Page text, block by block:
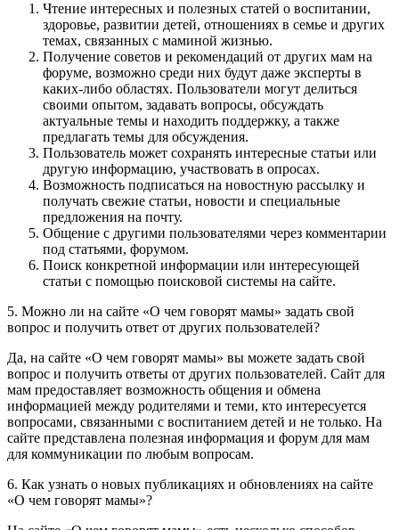
Чтение интересных и полезных статей о воспитании,
здоровье, развитии детей, отношениях в семье и других
темах, связанных с маминой жизнью.
Получение советов и рекомендаций от других мам на
форуме, возможно среди них будут даже эксперты в
каких-либо областях. Пользователи могут делиться
своими опытом, задавать вопросы, обсуждать
актуальные темы и находить поддержку, а также
предлагать темы для обсуждения.
Пользователь может сохранять интересные статьи или
другую информацию, участвовать в опросах.
Возможность подписаться на новостную рассылку и
получать свежие статьи, новости и специальные
предложения на почту.
Общение с другими пользователями через комментарии
под статьями, форумом.
Поиск конкретной информации или интересующей
статьи с помощью поисковой системы на сайте.
5. Можно ли на сайте «О чем говорят мамы» задать свой
вопрос и получить ответ от других пользователей?
Да, на сайте «О чем говорят мамы» вы можете задать свой
вопрос и получить ответы от других пользователей. Сайт для
мам предоставляет возможность общения и обмена
информацией между родителями и теми, кто интересуется
вопросами, связанными с воспитанием детей и не только. На
сайте представлена полезная информация и форум для мам
для коммуникации по любым вопросам.
6. Как узнать о новых публикациях и обновлениях на сайте
«О чем говорят мамы»?